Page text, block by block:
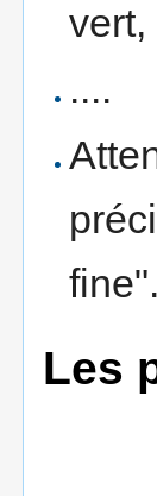
vert,
....
fine".
Les